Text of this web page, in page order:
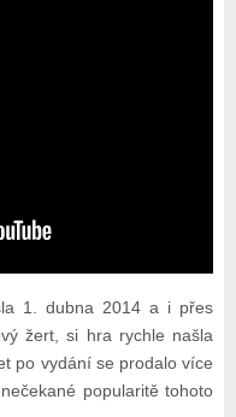
1. dubna 2014 a i přes
žert, si hra rychle našla
po vydání se prodalo více
popularitě tohoto